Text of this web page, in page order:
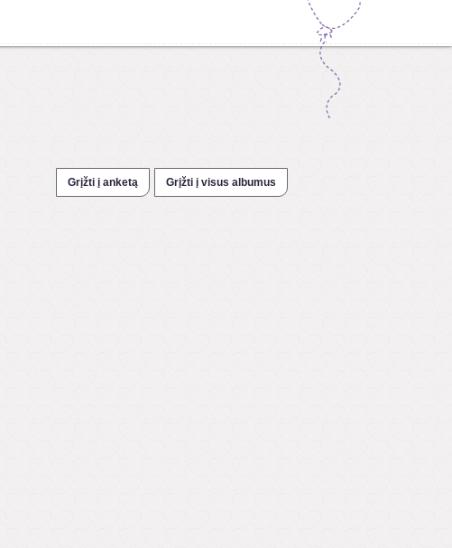
Grįžti į anketą Grįžti į visus albumus